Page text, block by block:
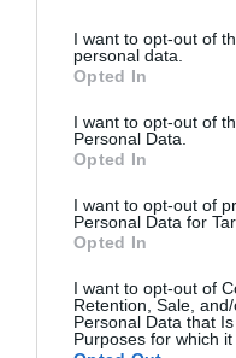
I want to opt-out of
personal data.
Opted In
I want to opt-out of
Personal Data.
Opted In
I want to opt-out of
Personal Data for
Opted In
I want to opt-out of
Retention, Sale,
Personal Data that
Purposes for which it